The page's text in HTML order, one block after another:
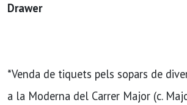
Drawer
*Venda de tiquets pels sopars de
a la Moderna del Carrer Major (c.